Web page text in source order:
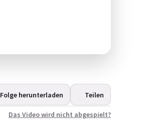
Folge herunterladen Teilen
Das Video wird nicht abgespielt?